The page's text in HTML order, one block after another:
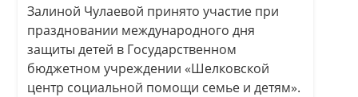
Залиной Чулаевой принято участие при
праздновании международного дня
защиты детей в Государственном
бюджетном учреждении «Шелковской
центр социальной помощи семье и детям».